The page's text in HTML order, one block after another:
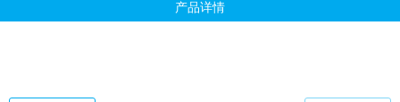
产品详情